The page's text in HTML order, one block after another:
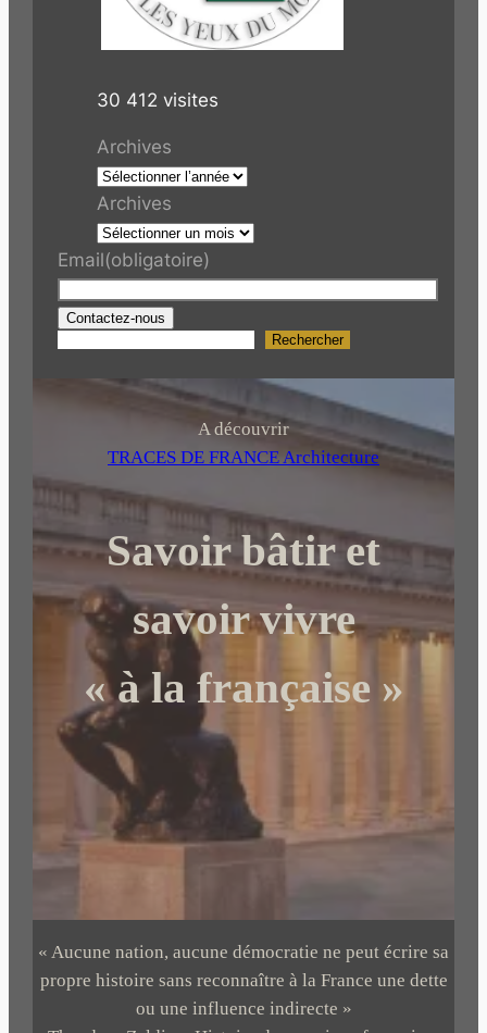
30 412 visites
Archives
Archives
Email(obligatoire)
Contactez-nous
R
r
c
h
r
Rechercher
A découvrir
TRACES DE FRANCE Architecture
Savoir bâtir et
savoir vivre
« à la française »
« Aucune nation, aucune démocratie ne peut écrire sa
propre histoire sans reconnaître à la France une dette
ou une influence indirecte »